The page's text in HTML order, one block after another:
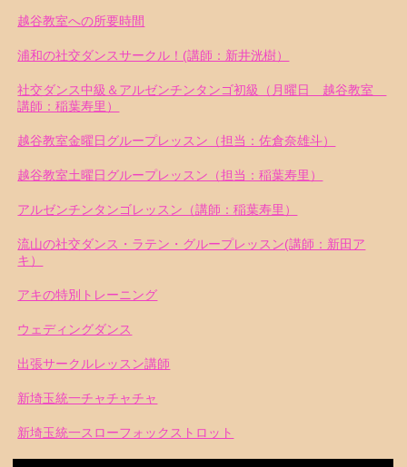
越谷教室への所要時間
浦和の社交ダンスサークル！(講師：新井洸樹）
社交ダンス中級＆アルゼンチンタンゴ初級（月曜日 越谷教室
講師：稲葉寿里）
越谷教室金曜日グループレッスン（担当：佐倉奈雄斗）
越谷教室土曜日グループレッスン（担当：稲葉寿里）
アルゼンチンタンゴレッスン（講師：稲葉寿里）
流山の社交ダンス・ラテン・グループレッスン(講師：新田ア
キ）
アキの特別トレーニング
ウェディングダンス
出張サークルレッスン講師
新埼玉統一チャチャチャ
新埼玉統一スローフォックストロット